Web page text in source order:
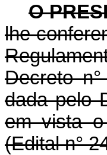
O
lhe
Decreto
dada pelo
em vista o
(Edital n°